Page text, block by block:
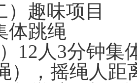
）趣味项目
体跳绳
） 12 人3分钟集
），摇绳人距